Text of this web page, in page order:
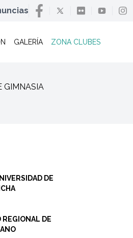
GALERÍA ZONA CLUBES
GIMNASIA
DE
REGIONAL DE